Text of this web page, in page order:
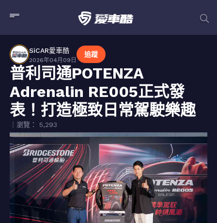
SiCAR愛車酷
2026年04月09日
追蹤
普利司通POTENZA
Adrenalin RE005正式發
表！打造極致日常駕駛樂趣
｜瀏覽： 5,293